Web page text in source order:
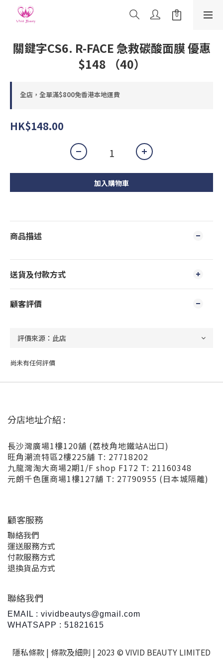
關鍵字CS6. R-FACE 急救碳酸面膜 優惠
$148 （40）
全店，全單滿$800免香港本地運費
HK$148.00
加入購物車
商品描述
送貨及付款方式
顧客評價
尚未有任何評價
分店地址介紹 :
長沙灣廣場1樓120舖 (荔枝角地鐵站A出口)
旺角潮流特區2樓225舖 T: 27718202
九龍灣淘大商場2期1/F shop F172 T: 21160348
元朗千色匯商場1樓127舖 T: 27790955 (日本城隔離)
顧客服務
聯絡我們
運送服務方式
付款服務方式
退換貨品方式
聯絡我們
EMAIL : vividbeautys@gmail.com
WHATSAPP : 51821615
隱私條款 | 條款及細則 | 2023 © VIVID BEAUTY LIMITED